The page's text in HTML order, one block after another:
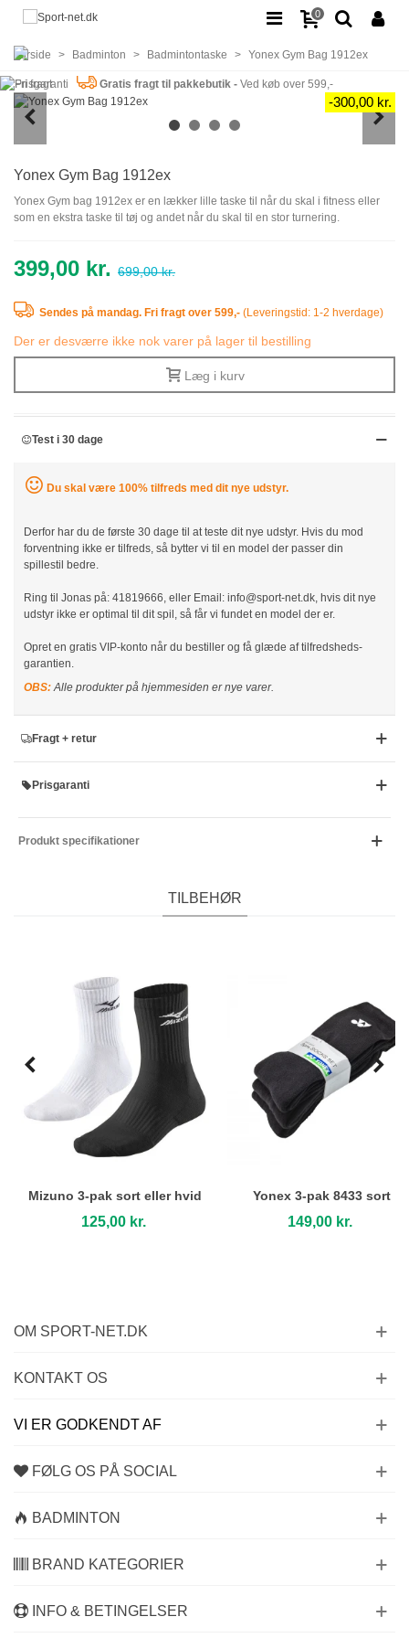
0
Forside > Badminton > Badmintontaske > Yonex Gym Bag 1912ex
Gratis fragt til pakkebutik - Ved køb over 599,-
-300,00 kr.
Yonex Gym Bag 1912ex
Yonex Gym bag 1912ex er en lækker lille taske til når du skal i fitness eller
som en ekstra taske til tøj og andet når du skal til en stor turnering.
399,00 kr. 699,00 kr.
Sendes på mandag. Fri fragt over 599,- (Leveringstid: 1-2 hverdage)
Der er desværre ikke nok varer på lager til bestilling
Læg i kurv
Test i 30 dage
Du skal være 100% tilfreds med dit nye udstyr.
Derfor har du de første 30 dage til at teste dit nye udstyr. Hvis du mod
forventning ikke er tilfreds, så bytter vi til en model der passer din
spillestil bedre.
Ring til Jonas på: 41819666, eller Email: info@sport-net.dk, hvis dit nye
udstyr ikke er optimal til dit spil, så får vi fundet en model der er.
Opret en gratis VIP-konto når du bestiller og få glæde af tilfredsheds-
garantien.
OBS:Alle produkter på hjemmesiden er nye varer.
Fragt + retur
Prisgaranti
Produkt specifikationer
TILBEHØR
Mizuno 3-pak sort eller hvid
125,00 kr.
Yonex 3-pak 8433 sort
149,00 kr.
OM SPORT-NET.DK
KONTAKT OS
VI ER GODKENDT AF
FØLG OS PÅ SOCIAL
BADMINTON
BRAND KATEGORIER
INFO & BETINGELSER